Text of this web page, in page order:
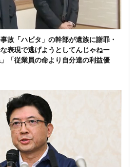
故「ハビタ」の幹部が遺族に謝罪・
表現で逃げようとしてんじゃねー
「従業員の命より自分達の利益優